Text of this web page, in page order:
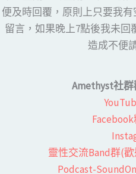
便及時回覆，原則上只要我
留言，如果晚上7點後我未回
造成不便
Amethyst社
靈性交流Band群(
Podcast-